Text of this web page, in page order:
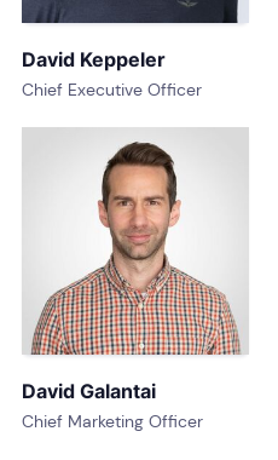
David Keppeler
Chief Executive Officer
David Galantai
Chief Marketing Officer